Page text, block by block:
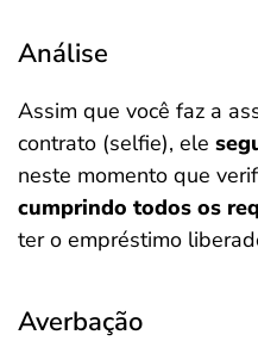
Análise
Assim que você faz a
contrato (selfie), ele
neste momento que
cumprindo todos os
ter o empréstimo
Averbação